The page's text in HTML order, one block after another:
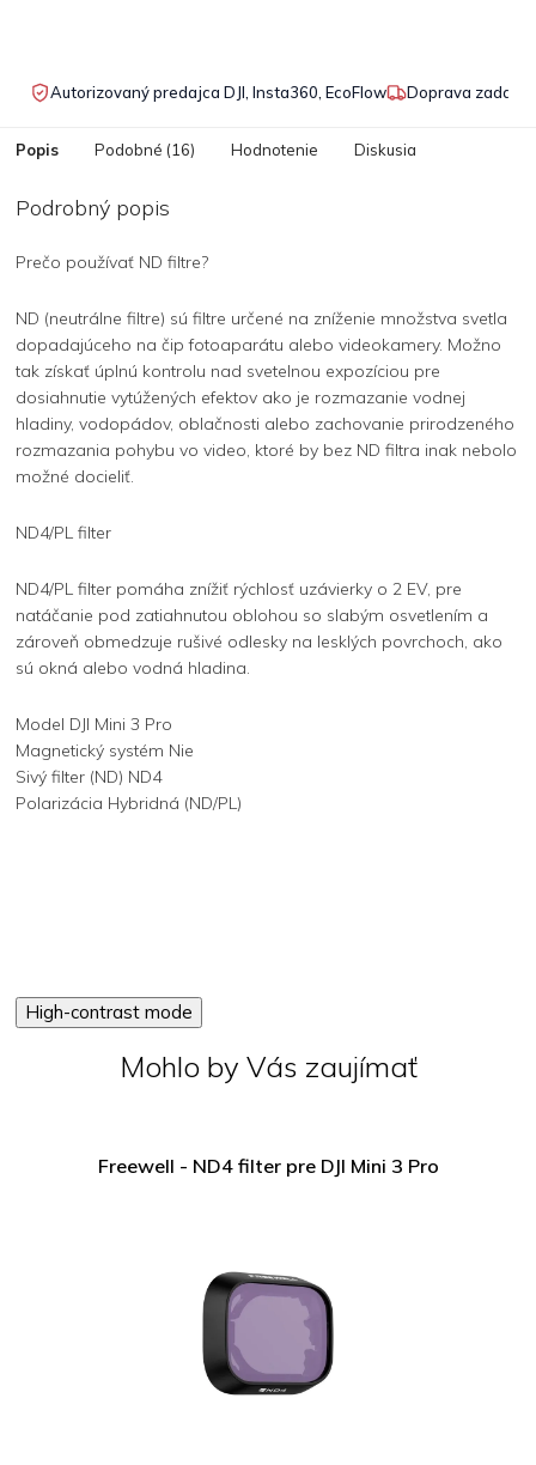
Autorizovaný predajca DJI, Insta360, EcoFlow Doprava
Popis Podobné (16) Hodnotenie Diskusia
Podrobný popis
Prečo používať ND filtre?
ND (neutrálne filtre) sú filtre určené na zníženie množstva svetla
dopadajúceho na čip fotoaparátu alebo videokamery. Možno
tak získať úplnú kontrolu nad svetelnou expozíciou pre
dosiahnutie vytúžených efektov ako je rozmazanie vodnej
hladiny, vodopádov, oblačnosti alebo zachovanie prirodzeného
rozmazania pohybu vo video, ktoré by bez ND filtra inak nebolo
možné docieliť.
ND4/PL filter
ND4/PL filter pomáha znížiť rýchlosť uzávierky o 2 EV, pre
natáčanie pod zatiahnutou oblohou so slabým osvetlením a
zároveň obmedzuje rušivé odlesky na lesklých povrchoch, ako
sú okná alebo vodná hladina.
Model DJI Mini 3 Pro
Magnetický systém Nie
Sivý filter (ND) ND4
Polarizácia Hybridná (ND/PL)
High-contrast mode
Mohlo by Vás zaujímať
Freewell - ND4 filter pre DJI Mini 3 Pro